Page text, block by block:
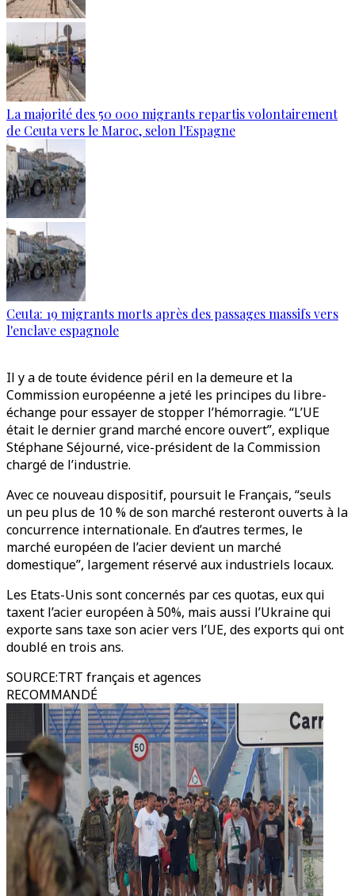
La majorité des 50 000 migrants repartis volontairement
de Ceuta vers le Maroc, selon l'Espagne
Ceuta: 19 migrants morts après des passages massifs vers
l'enclave espagnole
Il y a de toute évidence péril en la demeure et la
Commission européenne a jeté les principes du libre-
échange pour essayer de stopper l’hémorragie. “L’UE
était le dernier grand marché encore ouvert”, explique
Stéphane Séjourné, vice-président de la Commission
chargé de l’industrie.
Avec ce nouveau dispositif, poursuit le Français, “seuls
un peu plus de 10 % de son marché resteront ouverts à la
concurrence internationale. En d’autres termes, le
marché européen de l’acier devient un marché
domestique”, largement réservé aux industriels locaux.
Les Etats-Unis sont concernés par ces quotas, eux qui
taxent l’acier européen à 50%, mais aussi l’Ukraine qui
exporte sans taxe son acier vers l’UE, des exports qui ont
doublé en trois ans.
SOURCE:TRT français et agences
RECOMMANDÉ